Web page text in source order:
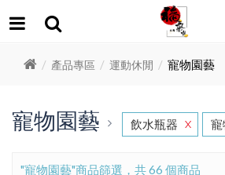
產品專區 運動休閒 寵物園藝
寵物園藝 飲水瓶器 X 寵
"寵物園藝"商品篩選，共 66 個商品